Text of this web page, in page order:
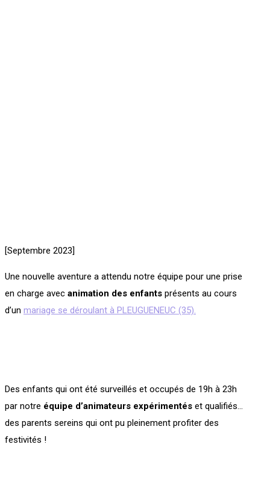
[Septembre 2023]
Une nouvelle aventure a attendu notre équipe pour une prise
en charge avec animation des enfants présents au cours
d’un mariage se déroulant à PLEUGUENEUC (35).
Des enfants qui ont été surveillés et occupés de 19h à 23h
par notre équipe d’animateurs expérimentés et qualifiés…
des parents sereins qui ont pu pleinement profiter des
festivités !